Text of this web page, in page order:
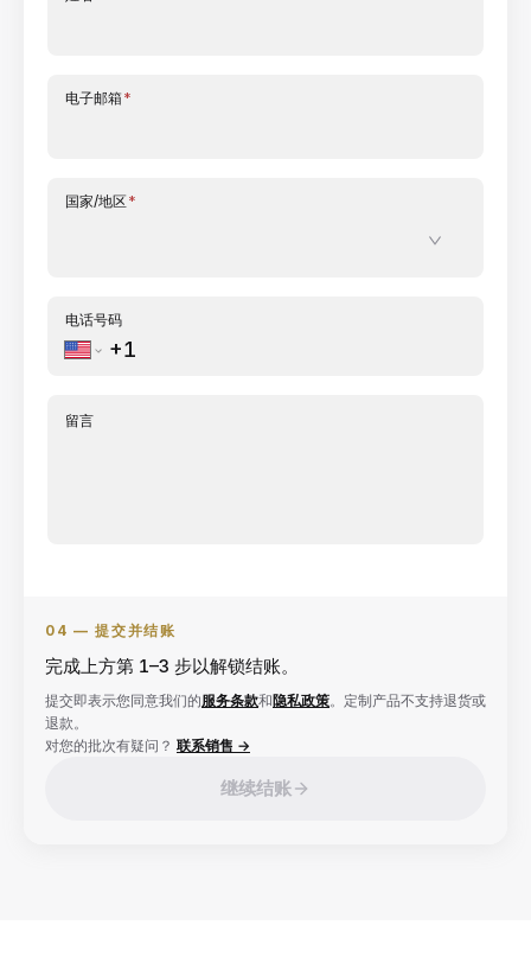
电子邮箱 *
国家/地区*
电话号码
留言
04 —提交并结账
完成上方第 1–3 步以解锁结账。
提交即表示您同意我们的服务条款和隐私政策。定制产品不支持退货或
退款。
对您的批次有疑问？ 联系销售 →
继续结账